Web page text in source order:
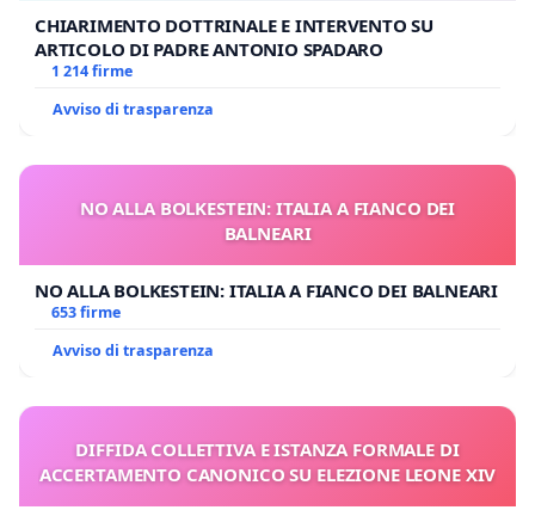
CHIARIMENTO DOTTRINALE E INTERVENTO SU
ARTICOLO DI PADRE ANTONIO SPADARO
1 214 firme
Avviso di trasparenza
NO ALLA BOLKESTEIN: ITALIA A FIANCO DEI
BALNEARI
NO ALLA BOLKESTEIN: ITALIA A FIANCO DEI BALNEARI
653 firme
Avviso di trasparenza
DIFFIDA COLLETTIVA E ISTANZA FORMALE DI
ACCERTAMENTO CANONICO SU ELEZIONE LEONE XIV